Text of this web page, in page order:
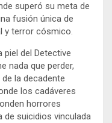
superó su meta de
fusión única de
y terror cósmico.
piel del Detective
nada que perder,
la decadente
los cadáveres
horrores
de suicidios vinculada